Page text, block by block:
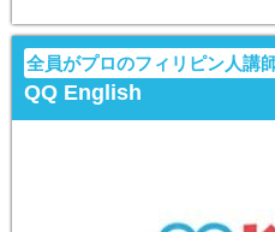
全員がプロのフィリピン人講
QQ English